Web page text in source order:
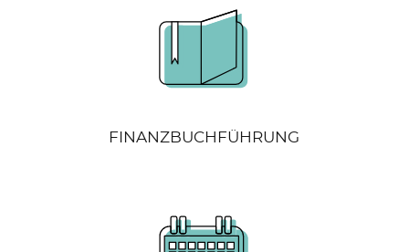
FINANZBUCHFÜHRUNG